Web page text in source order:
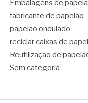
Embalagens de
fabricante de papelão
papelão ondulado
reciclar caixas de
Reutilização de
Sem categoria